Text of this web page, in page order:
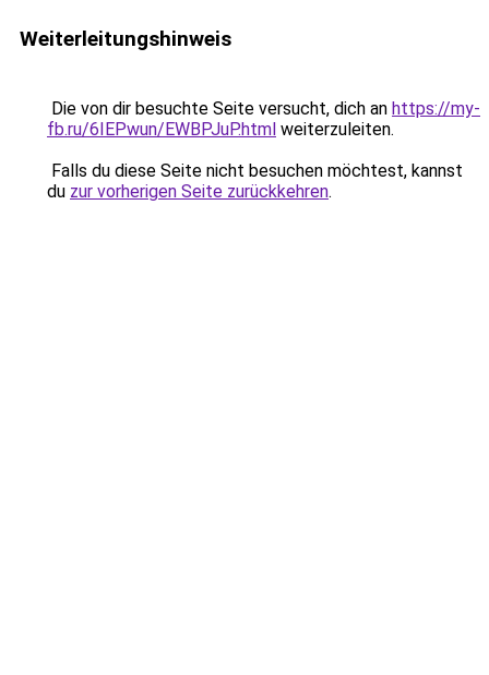
Weiterleitungshinweis
Die von dir besuchte Seite versucht, dich an https://my-
fb.ru/6IEPwun/EWBPJuP.html weiterzuleiten.
Falls du diese Seite nicht besuchen möchtest, kannst
du zur vorherigen Seite zurückkehren.